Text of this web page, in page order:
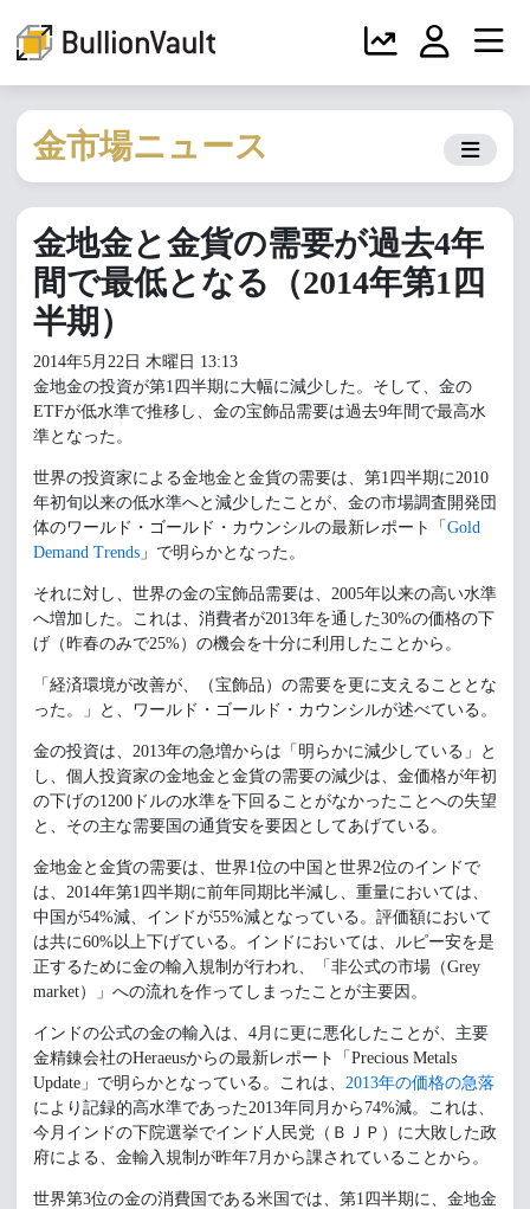
金市場ニュース
金地金と金貨の需要が過去4年
間で最低となる（2014年第1四
半期）
2014年5月22日 木曜日 13:13
金地金の投資が第1四半期に大幅に減少した。そして、金の
ETFが低水準で推移し、金の宝飾品需要は過去9年間で最高水
準となった。
世界の投資家による金地金と金貨の需要は、第1四半期に2010
年初旬以来の低水準へと減少したことが、金の市場調査開発団
体のワールド・ゴールド・カウンシルの最新レポート「 Gold
Demand Trends 」で明らかとなった。
それに対し、世界の金の宝飾品需要は、2005年以来の高い水準
へ増加した。これは、消費者が2013年を通した30%の価格の下
げ（昨春のみで25%）の機会を十分に利用したことから。
「経済環境が改善が、（宝飾品）の需要を更に支えることとな
った。」と、ワールド・ゴールド・カウンシルが述べている。
金の投資は、2013年の急増からは「明らかに減少している」と
し、個人投資家の金地金と金貨の需要の減少は、金価格が年初
の下げの1200ドルの水準を下回ることがなかったことへの失望
と、その主な需要国の通貨安を要因としてあげている。
金地金と金貨の需要は、世界1位の中国と世界2位のインドで
は、2014年第1四半期に前年同期比半減し、重量においては、
中国が54%減、インドが55%減となっている。評価額において
は共に60%以上下げている。インドにおいては、ルピー安を是
正するために金の輸入規制が行われ、「非公式の市場（Grey
market）」への流れを作ってしまったことが主要因。
インドの公式の金の輸入は、4月に更に悪化したことが、主要
金精錬会社のHeraeusからの最新レポート「Precious Metals
Update」で明らかとなっている。これは、 2013年の価格の急落
により記録的高水準であった2013年同月から74%減。これは、
今月インドの下院選挙でインド人民党（ＢＪＰ）に大敗した政
府による、金輸入規制が昨年7月から課されていることから。
世界第3位の金の消費国である米国では、第1四半期に、金地金